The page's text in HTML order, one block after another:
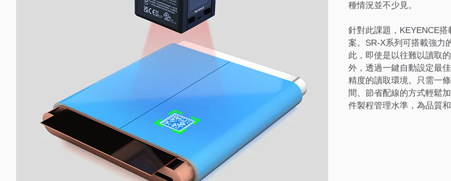
種情況並不少見。
針對此課題，KEYENCE
案。SR-X系列可搭載強力
此，即使是以往難以讀取
外，透過一鍵自動設定最
精度的讀取環境。只需一
間、節省配線的方式輕鬆
件製程管理水準，為品質